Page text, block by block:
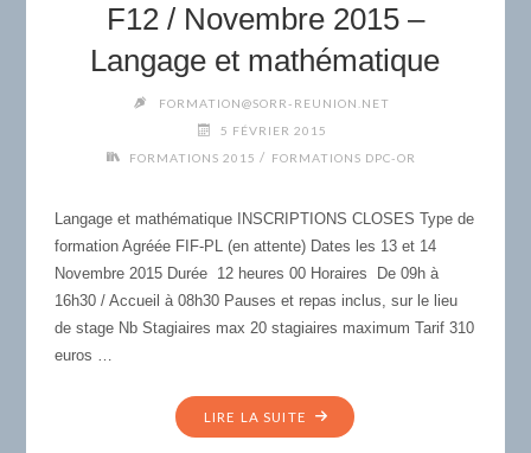
:
RAPPEL
ÉVALUATION
ET
RÉÉDUCATION"
F12 / Novembre 2015 –
Langage et mathématique
FORMATION@SORR-REUNION.NET
5 FÉVRIER 2015
FORMATIONS 2015 / FORMATIONS DPC-OR
Langage et mathématique INSCRIPTIONS CLOSES Type de
formation Agréée FIF-PL (en attente) Dates les 13 et 14
Novembre 2015 Durée 12 heures 00 Horaires De 09h à
16h30 / Accueil à 08h30 Pauses et repas inclus, sur le lieu
de stage Nb Stagiaires max 20 stagiaires maximum Tarif 310
euros …
LIRE LA SUITE "F12